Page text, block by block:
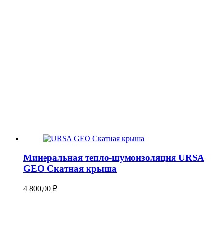
Минеральная тепло-шумоизоляция URSA
GEO Скатная крыша
4 800,00 ₽